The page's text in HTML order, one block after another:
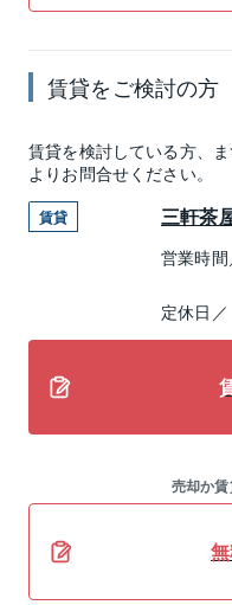
賃貸をご検討の方
賃貸を検討している方、
よりお問合せください。
賃貸 三軒茶
営業時間
定休日／
売却か